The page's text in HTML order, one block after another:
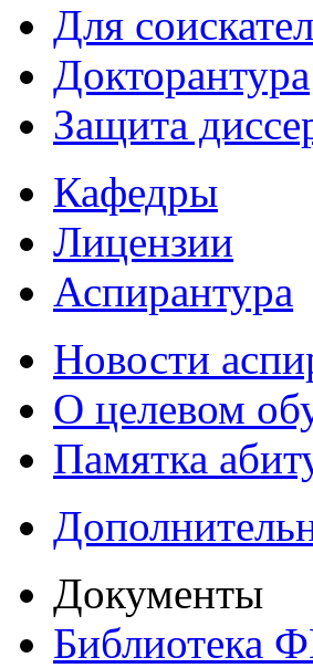
Для
Докторантура
Защита
Кафедры
Лицензии
Аспирантура
Новости
О целевом
Памятка
Документы
Библиотека